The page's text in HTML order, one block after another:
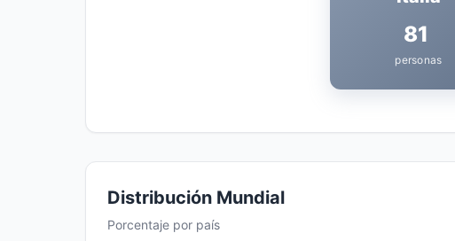
81
personas
Distribución Mundial
Porcentaje por país